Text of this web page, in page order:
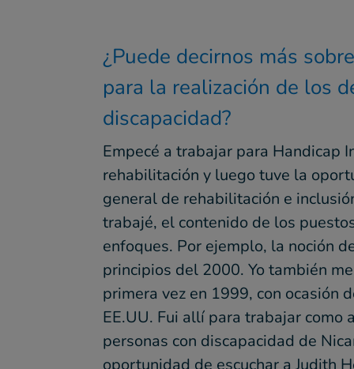
¿Puede decirnos más
para la realización de los
discapacidad?
Empecé a trabajar para Handicap
rehabilitación y luego tuve la
general de rehabilitación e
trabajé, el contenido de los
enfoques. Por ejemplo, la noción
principios del 2000. Yo también
primera vez en 1999, con ocasión
EE.UU. Fui allí para trabajar
personas con discapacidad de
oportunidad de escuchar a Judith